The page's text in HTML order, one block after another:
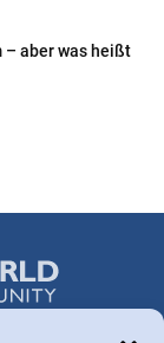
– aber was heißt